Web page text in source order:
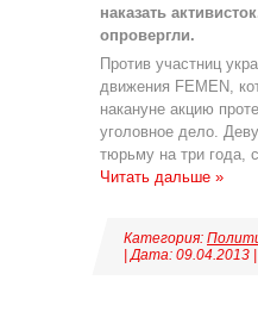
наказать
опровергли.
Против участниц
движения FEMEN,
накануне акцию
уголовное дело.
тюрьму на три года,
Читать дальше »
Категория:
| Дата: 09.04.2013